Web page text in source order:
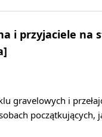
i przyjaciele na
gravelowych i
początkujących,